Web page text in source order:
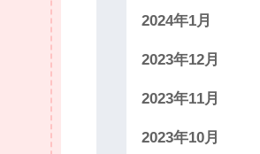
2024年1月
2023年12月
2023年11月
2023年10月